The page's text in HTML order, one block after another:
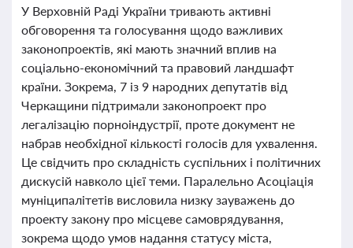
У Верховній Раді України тривають активні
обговорення та голосування щодо важливих
законопроектів, які мають значний вплив на
соціально-економічний та правовий ландшафт
країни. Зокрема, 7 із 9 народних депутатів від
Черкащини підтримали законопроект про
легалізацію порноіндустрії, проте документ не
набрав необхідної кількості голосів для ухвалення.
Це свідчить про складність суспільних і політичних
дискусій навколо цієї теми. Паралельно Асоціація
муніципалітетів висловила низку зауважень до
проекту закону про місцеве самоврядування,
зокрема щодо умов надання статусу міста,